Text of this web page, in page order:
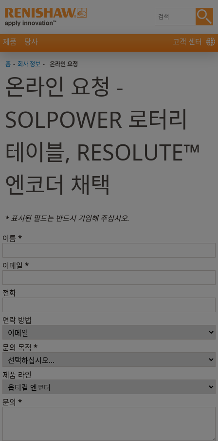
제품 당사 고객 센터
홈 - 회사 정보 - 온라인 요청
온라인 요청 -
SOLPOWER 로터리
테이블, RESOLUTE™
엔코더 채택
* 표시된 필드는 반드시 기입해 주십시오.
이름 *
이메일 *
전화
연락 방법
문의 목적 *
제품 라인
문의 *